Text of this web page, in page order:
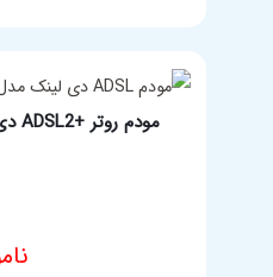
مودم روتر +ADSL2 دی لینک مدل DSL-2750U